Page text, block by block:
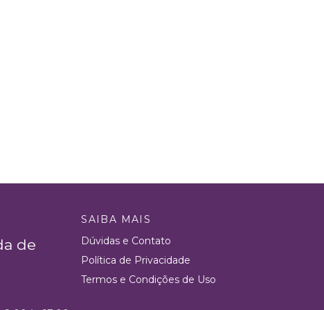
de
SAIBA MAIS
Dúvidas e Contato
Política de Privacidade
Termos e Condições de Uso